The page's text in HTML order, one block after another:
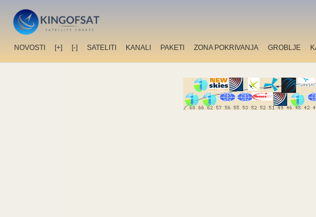
NOVOSTI [+] [-] SATELITI KANALI PAKETI ZONA POKRIVANJA GROBLJE